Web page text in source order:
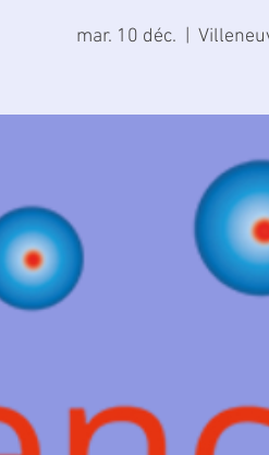
mar. 10 déc.